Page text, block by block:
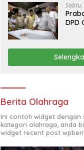
DPD
Berita Olahraga
Ini contoh widget dengan
kategori olahraga, anda
widget recent post